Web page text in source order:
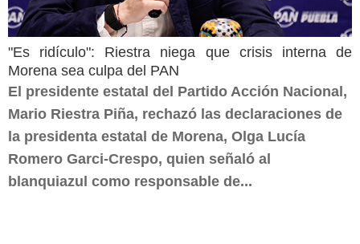
"Es ridículo": Riestra niega que crisis interna de
Morena sea culpa del PAN
El presidente estatal del Partido Acción Nacional,
Mario Riestra Piña, rechazó las declaraciones de
la presidenta estatal de Morena, Olga Lucía
Romero Garci-Crespo, quien señaló al
blanquiazul como responsable de...